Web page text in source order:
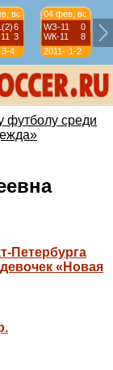
вс
6
3
3-4
04 фев, вс
WЗ-11
0
WК-11
8
2011-
12
1-2
футболу среди
Петербурга
«Новая